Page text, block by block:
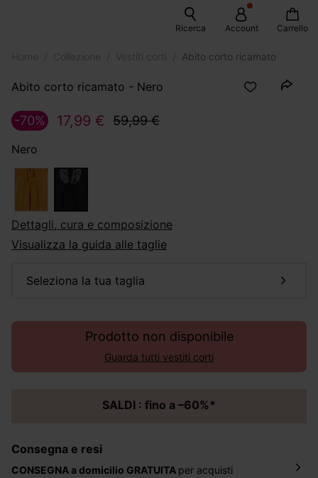
Ricerca Account Carrello
Abito corto ricamato
Abito corto ricamato - Nero
17,99 € 59,99 €
-70%
Nero
dettagli, cura e composizione
Visualizza la guida alle taglie
seleziona la tua taglia
Prodotto non disponibile
Guarda tutti vestiti corti
SALDI : fino a –60%*
Consegna e resi
CONSEGNA a domicilio GRATUITA per acquisti